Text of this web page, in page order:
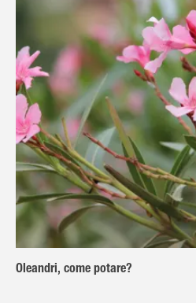
Oleandri, come potare?